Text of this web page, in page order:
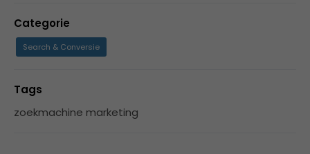
Categorie
Search & Conversie
Tags
zoekmachine marketing